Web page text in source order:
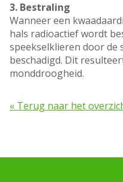
3. Bestraling
Wanneer een
hals radioactief wordt
speekselklieren door
beschadigd. Dit
monddroogheid.
« Terug naar het